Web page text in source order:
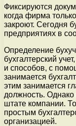
Фиксируются
когда фирма
закроют. Сегодня
предприятиях в
Определение
бухгалтерский
и способов, с
занимается
этим занимается
должность.
штате компании.
простым
организацией.